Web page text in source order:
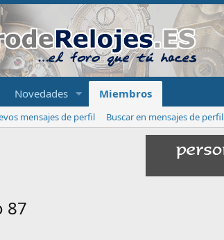
Novedades Miembros
mensajes de perfil Buscar en mensajes de perfil
87